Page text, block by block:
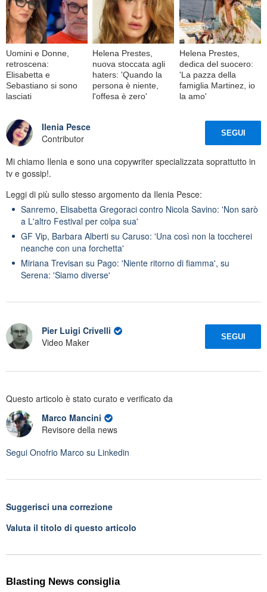
Uomini e Donne,
retroscena:
Elisabetta e
Sebastiano si sono
lasciati
Helena Prestes,
nuova stoccata agli
haters: 'Quando la
persona è niente,
l'offesa è zero'
Helena Prestes,
dedica del suocero:
'La pazza della
famiglia Martinez, io
la amo'
Ilenia Pesce
Contributor
SEGUI
Mi chiamo Ilenia e sono una copywriter specializzata soprattutto in
tv e gossip!.
Leggi di più sullo stesso argomento da Ilenia Pesce:
Sanremo, Elisabetta Gregoraci contro Nicola Savino: 'Non sarò
a L'altro Festival per colpa sua'
GF Vip, Barbara Alberti su Caruso: 'Una così non la toccherei
neanche con una forchetta'
Miriana Trevisan su Pago: 'Niente ritorno di fiamma', su
Serena: 'Siamo diverse'
Pier Luigi Crivelli
Video Maker
SEGUI
Questo articolo è stato curato e verificato da
Marco Mancini
Revisore della news
Segui Onofrio Marco su Linkedin
Suggerisci una correzione
Valuta il titolo di questo articolo
Blasting News consiglia